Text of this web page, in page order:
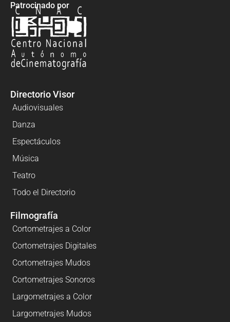
Patrocinado por
Directorio Visor
Audiovisuales
Danza
Espectáculos
Música
Teatro
Todo el Directorio
Filmografía
Cortometrajes a Color
Cortometrajes Digitales
Cortometrajes Mudos
Cortometrajes Sonoros
Largometrajes a Color
Largometrajes Mudos